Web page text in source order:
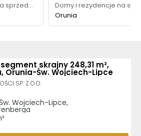
Domy i rezydencje na sprzedaż
Orunia
skrajny 248,31 m²,
Orunia-Św. Wojciech-Lipce
SP. Z O.O.
Wojciech-Lipce,